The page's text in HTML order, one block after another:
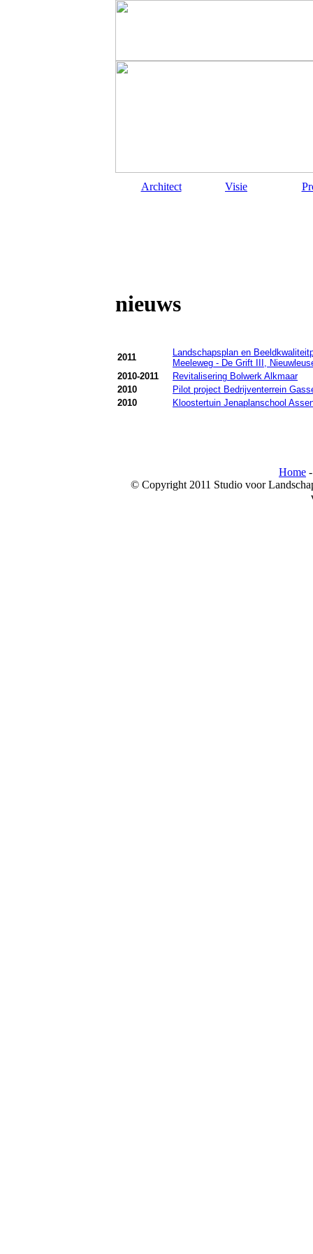
Architect Visie
nieuws
2011
Landschapsplan en
Meeleweg - De Grift III,
2010-2011
Revitalisering Bolwerk Alkmaar
2010
Pilot project Bedrijventerrein
2010
Kloostertuin Jenaplanschool
Home
© Copyright 2011 Studio voor